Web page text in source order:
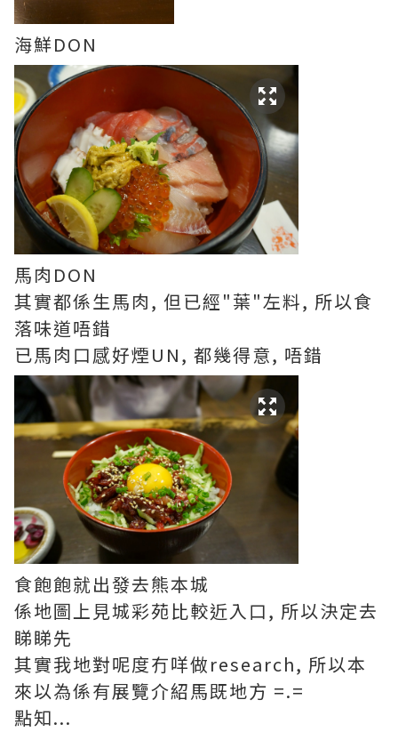
海鮮DON
馬肉DON
其實都係生馬肉, 但已經"葉"左料, 所以食
落味道唔錯
已馬肉口感好煙UN, 都幾得意, 唔錯
食飽飽就出發去熊本城
係地圖上見城彩苑比較近入口, 所以決定去
睇睇先
其實我地對呢度冇咩做research, 所以本
來以為係有展覽介紹馬既地方 =.=
點知...